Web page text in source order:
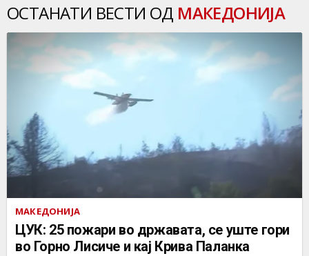
ОСТАНАТИ ВЕСТИ ОД МАКЕДОНИЈА
МАКЕДОНИЈА
ЦУК: 25 пожари во државата, се уште гори
во Горно Лисиче и кај Крива Паланка